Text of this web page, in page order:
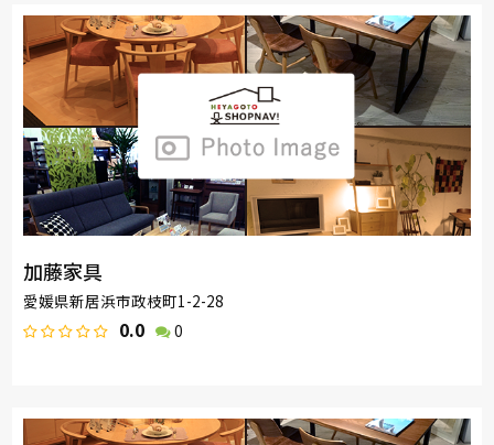
加藤家具
愛媛県新居浜市政枝町1-2-28
0.0 0